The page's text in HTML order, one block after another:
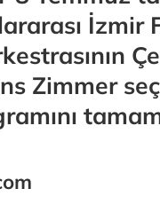
İzmir
Zimmer